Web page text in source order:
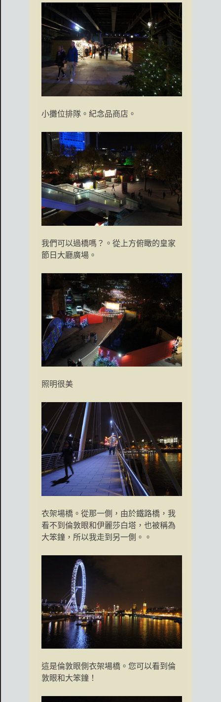
小攤位排隊。紀念品商店。
我們可以過橋嗎？。從上方俯瞰的皇家
節日大廳廣場。
照明很美
衣架場橋。從那一側，由於鐵路橋，我
看不到倫敦眼和伊麗莎白塔，也被稱為
大笨鐘，所以我走到另一側。。
這是倫敦眼側衣架場橋。您可以看到倫
敦眼和大笨鐘！